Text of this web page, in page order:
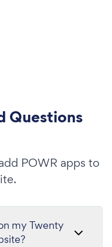
Questions
POWR apps to
my Twenty